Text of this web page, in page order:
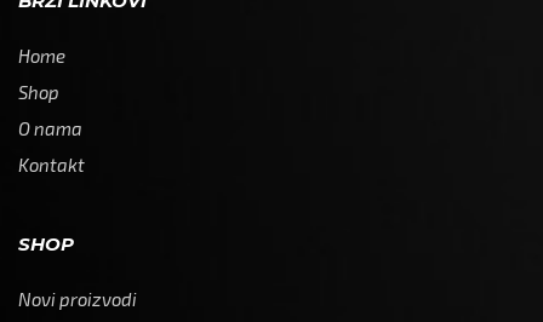
Home
Shop
O nama
Kontakt
SHOP
Novi proizvodi